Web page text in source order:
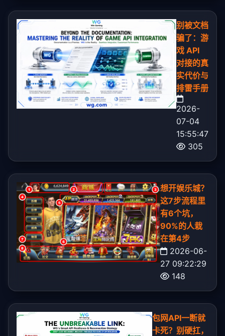
别被文档
骗了：游
戏 API
对接的真
实代价与
排雷手册
2026-
07-04
15:55:47
305
想开娱乐城？
这7步流程里
有6个坑，
90%的人栽
在第4步
2026-06-
27 09:22:29
148
包网API一断就
卡死？别硬扛，